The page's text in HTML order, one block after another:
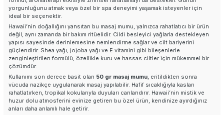
yorgunluğunu atmak veya özel bir spa deneyimi yaşamak isteyenler için
ideal bir seçenektir.
Hawaii’nin doğallığını yansıtan bu masaj mumu, yalnızca rahatlatıcı bir ürün
değil, aynı zamanda bir bakım ritüelidir. Cildi besleyici yağlarla destekleyen
yapısı sayesinde derinlemesine nemlendirme sağlar ve cilt bariyerini
güçlendirir. Shea yağı, jojoba yağı ve E vitamini gibi bileşenlerle
zenginleştirilen formülü, özellikle kuru ve hassas ciltler için mükemmel bir
çözümdür.
Kullanımı son derece basit olan 50 gr masaj mumu, eritildikten sonra
vücuda nazikçe uygulanarak masaj yapılabilir. Hafif sıcaklığıyla kasları
rahatlatırken, tropikal kokularıyla duyuları canlandırır. Hawaii’nin mistik ve
huzur dolu atmosferini evinize getiren bu özel ürün, kendinize ayırdığınız
anları daha anlamlı hale getirir.